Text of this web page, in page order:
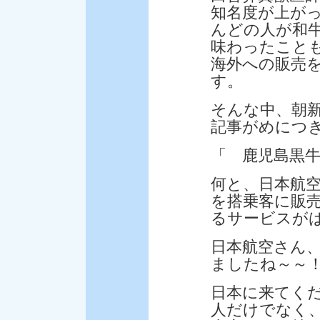
知名度が上が
んどの人が和
味わったこと
海外への販売
す。
そんな中、朝
記事がめにつ
「 鹿児島黒
何と、日本航
を搭乗客に販
るサービスが
日本航空さん
ましたね～～
日本に来てく
人だけでなく